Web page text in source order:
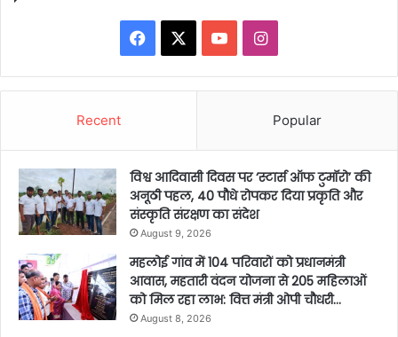
Facebook YouTubeInstagram
Recent Popular
विश्व आदिवासी दिवस पर ‘स्टार्स ऑफ टुमॉरो’ की
अनूठी पहल, 40 पौधे रोपकर दिया प्रकृति और
संस्कृति संरक्षण का संदेश
August 9, 2026
महलोई गांव में 104 परिवारों को प्रधानमंत्री
आवास, महतारी वंदन योजना से 205 महिलाओं
को मिल रहा लाभ: वित्त मंत्री ओपी चौधरी…
August 8, 2026